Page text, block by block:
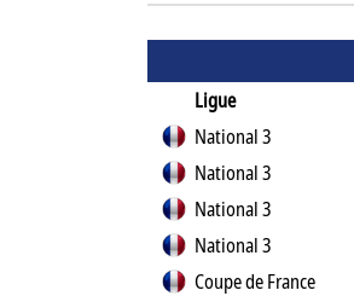
Ligue
National 3
National 3
National 3
National 3
Coupe de France